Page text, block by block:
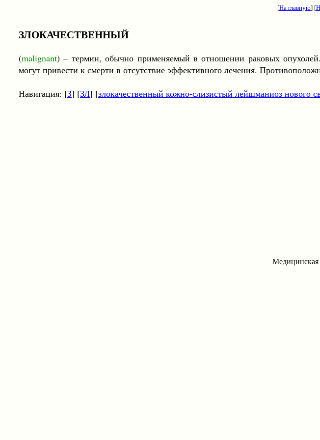
[На главную] [
ЗЛОКАЧЕСТВЕННЫЙ
(malignant) – термин, обычно применяемый в отношении раковых
могут привести к смерти в отсутствие эффективного лечения.
Навигация: [З] [ЗЛ] [злокачественный кожно-слизистый лейшманиоз нового
Медицинская